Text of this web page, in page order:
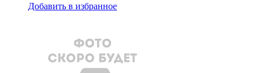
Добавить в избранное